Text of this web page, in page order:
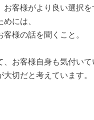
お客様がより良い選択
めには、
客様の話を聞くこと。
、お客様自身も気付い
大切だと考えています。